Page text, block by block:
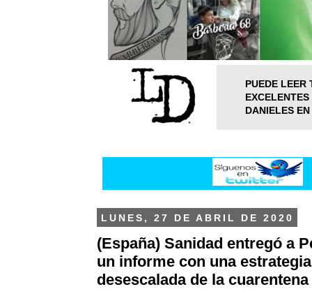
PUEDE LEER
DANIELES
LUNES, 27 DE ABRIL DE 2020
(España) Sanidad entregó a
un informe con una
desescalada de la cuarentena